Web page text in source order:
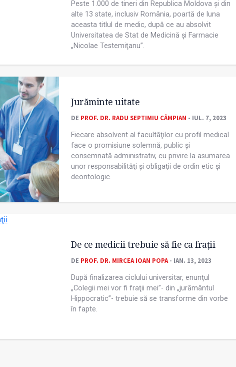
Peste 1.000 de tineri din Republica Moldova și din
alte 13 state, inclusiv România, poartă de luna
aceasta titlul de medic, după ce au absolvit
Universitatea de Stat de Medicină și Farmacie
„Nicolae Testemiţanu”.
Jurăminte uitate
DE PROF. DR. RADU SEPTIMIU CÂMPIAN - IUL. 7, 2023
Fiecare absolvent al facultăţilor cu profil medical
face o promisiune solemnă, public și
consemnată administrativ, cu privire la asumarea
unor responsabilităţi și obligaţii de ordin etic și
deontologic.
De ce medicii trebuie să fie ca fraţii
DE PROF. DR. MIRCEA IOAN POPA - IAN. 13, 2023
După finalizarea ciclului universitar, enunţul
„Colegii mei vor fi fraţii mei”- din „jurământul
Hippocratic”- trebuie să se transforme din vorbe
în fapte.